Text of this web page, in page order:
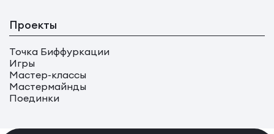
Проекты
Точка Биффуркации
Игры
Мастер-классы
Мастермайнды
Поединки